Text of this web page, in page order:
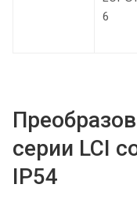
6
серии LCI
IP54